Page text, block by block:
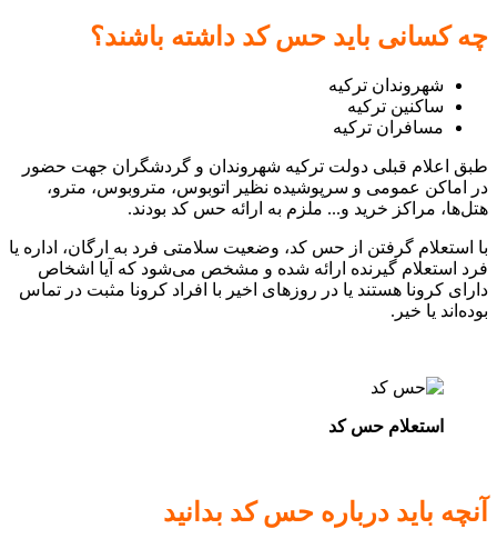
چه کسانی باید حس کد داشته باشند؟
شهروندان ترکیه
ساکنین ترکیه
مسافران ترکیه
طبق اعلام قبلی دولت ترکیه شهروندان و گردشگران جهت حضور
در اماکن عمومی و سرپوشیده نظیر اتوبوس‌، متروبوس، مترو،
هتل‌ها، مراکز خرید و... ملزم به ارائه حس کد بودند.
با استعلام گرفتن از حس کد، وضعیت سلامتی فرد به ارگان، اداره یا
فرد استعلام گیرنده ارائه شده و مشخص می‌شود که آیا اشخاص
دارای کرونا هستند یا در روزهای اخیر با افراد کرونا مثبت در تماس
بوده‌اند یا خیر.
استعلام حس کد
آنچه باید درباره حس کد بدانید